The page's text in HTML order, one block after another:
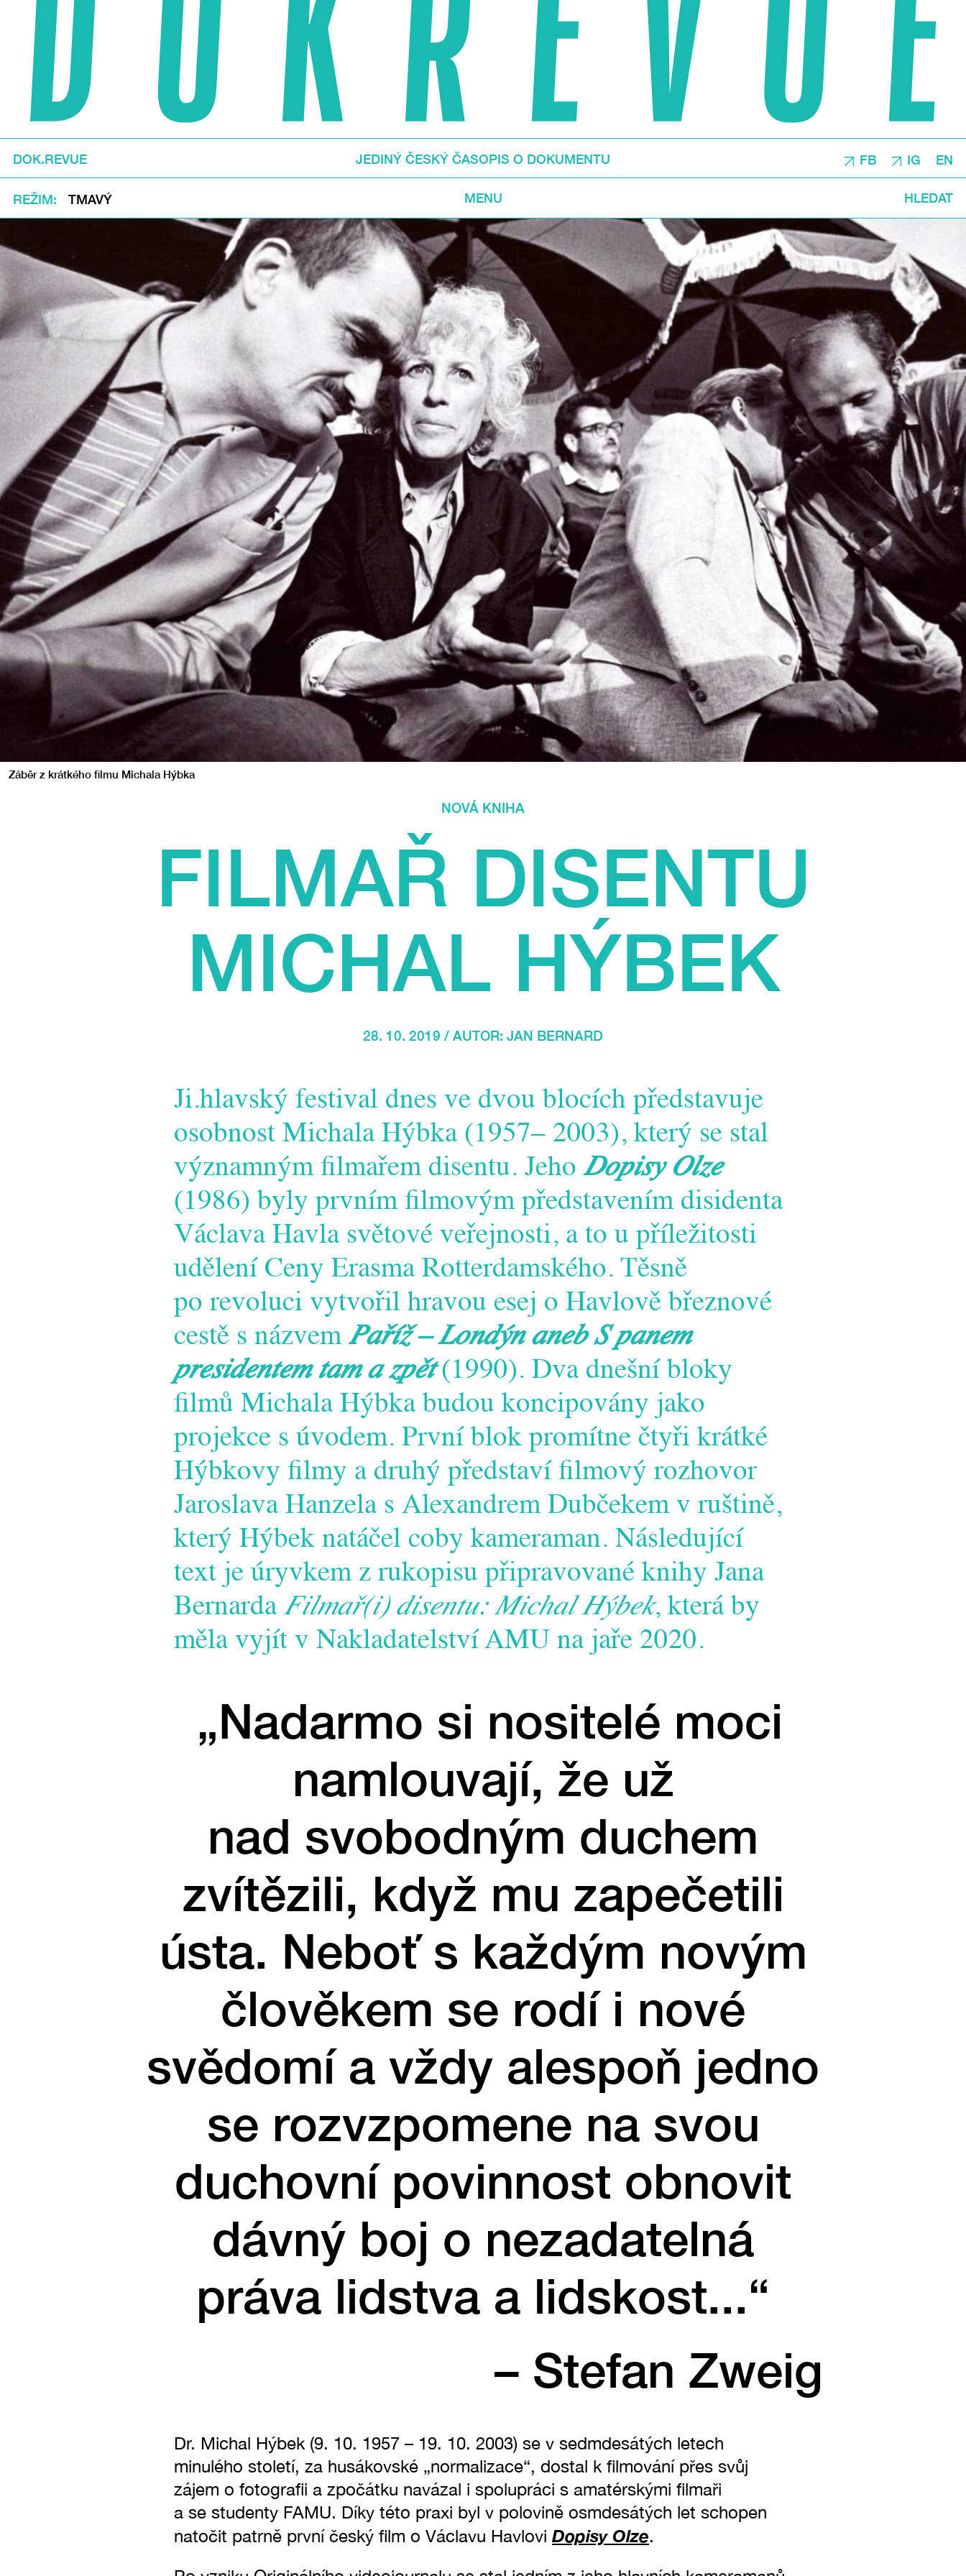
DOK.REVUE JEDINÝ ČESKÝ ČASOPIS O DOKUMENTU FB IG EN
REŽIM TMAVÝ MENU HLEDAT
Záběr z krátkého filmu Michala Hýbka
NOVÁ KNIHA
FILMAŘ DISENTU
MICHAL HÝBEK
28. 10. 2019 / AUTOR: JAN BERNARD
Ji.hlavský festival dnes ve dvou blocích představuje
osobnost Michala Hýbka (1957– 2003), který se stal
významným filmařem disentu. JehoDopisy Olze
(1986) byly prvním filmovým představením disidenta
Václava Havla světové veřejnosti, a to u příležitosti
udělení Ceny Erasma Rotterdamského. Těsně
po revoluci vytvořil hravou esej o Havlově březnové
cestě s názvem Paříž – Londýn aneb S panem
presidentem tam a zpět(1990). Dva dnešní bloky
filmů Michala Hýbka budou koncipovány jako
projekce s úvodem. První blok promítne čtyři krátké
Hýbkovy filmy a druhý představí filmový rozhovor
Jaroslava Hanzela s Alexandrem Dubčekem v ruštině,
který Hýbek natáčel coby kameraman. Následující
text je úryvkem z rukopisu připravované knihy Jana
Bernarda Filmař(i) disentu: Michal Hýbek, která by
měla vyjít v Nakladatelství AMU na jaře 2020.
„Nadarmo si nositelé moci
namlouvají, že už
nad svobodným duchem
zvítězili, když mu zapečetili
ústa. Neboť s každým novým
člověkem se rodí i nové
svědomí a vždy alespoň jedno
se rozvzpomene na svou
duchovní povinnost obnovit
dávný boj o nezadatelná
práva lidstva a lidskost...“
– Stefan Zweig
Dr. Michal Hýbek (9. 10. 1957 – 19. 10. 2003) se v sedmdesátých letech
minulého století, za husákovské „normalizace“, dostal k filmování přes svůj
zájem o fotografii a zpočátku navázal i spolupráci s amatérskými filmaři
a se studenty FAMU. Díky této praxi byl v polovině osmdesátých let schopen
natočit patrně první český film o Václavu Havlovi Dopisy Olze.